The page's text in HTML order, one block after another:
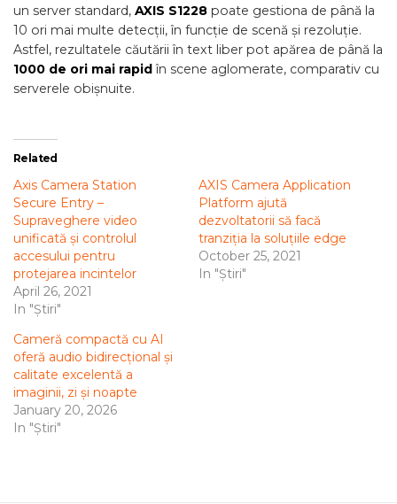
un server standard, AXIS S1228 poate gestiona de până la
10 ori mai multe detecții, în funcție de scenă și rezoluție.
Astfel, rezultatele căutării în text liber pot apărea de până la
1000 de ori mai rapidîn scene aglomerate, comparativ cu
serverele obișnuite.
Related
Axis Camera Station
Secure Entry –
Supraveghere video
unificată și controlul
accesului pentru
protejarea incintelor
April 26, 2021
In "Știri"
AXIS Camera Application
Platform ajută
dezvoltatorii să facă
tranziția la soluțiile edge
October 25, 2021
In "Știri"
Cameră compactă cu AI
oferă audio bidirecțional și
calitate excelentă a
imaginii, zi și noapte
January 20, 2026
In "Știri"